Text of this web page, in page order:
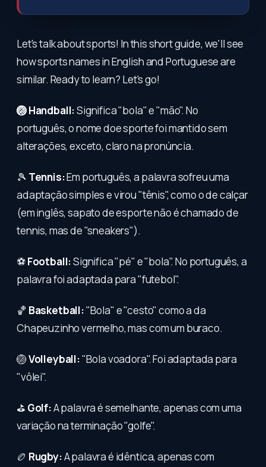
Let's talk about sports! In this short guide, we'll see
how sports names in English and Portuguese are
similar. Ready to learn? Let's go!
🏐 Handball:Significa "bola" e "mão". No
português, o nome doe sporte foi mantido sem
alterações, exceto, claro na pronúncia.
🎾 Tennis:Em português, a palavra sofreu uma
adaptação simples e virou "tênis", como o de calçar
(em inglês, sapato de esporte não é chamado de
tennis, mas de "sneakers").
⚽Football:Significa "pé" e "bola". No português, a
palavra foi adaptada para "futebol".
🏀 Basketball:"Bola" e "cesto" como a da
Chapeuzinho vermelho, mas com um buraco.
🏐Volleyball:"Bola voadora". Foi adaptada para
"vôlei".
⛳ Golf:A palavra é semelhante, apenas com uma
variação na terminação "golfe".
🏉 Rugby:A palavra é idêntica, apenas com